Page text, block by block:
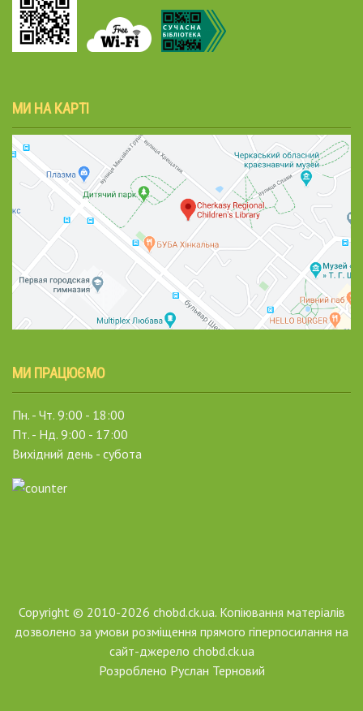
МИ НА КАРТІ
МИ ПРАЦЮЄМО
Пн. - Чт. 9:00 - 18:00
Пт. - Нд. 9:00 - 17:00
Вихідний день - субота
Copyright © 2010-2026 chobd.ck.ua. Копіювання матеріалів
дозволено за умови розміщення прямого гіперпосилання на
сайт-джерело chobd.ck.ua
Розроблено Руслан Терновий